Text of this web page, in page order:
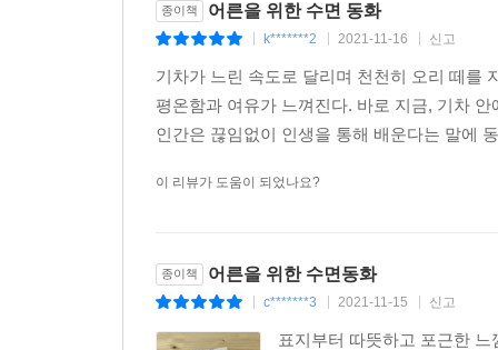
종이책 어른을 위한 수면 동화
k*******2 2021-11-16 신고
기차가 느린 속도로 달리며 천천히 오리 떼를
평온함과 여유가 느껴진다. 바로 지금, 기차
인간은 끊임없이 인생을 통해 배운다는 말에
이 리뷰가 도움이 되었나요?
종이책 어른을 위한 수면동화
c*******3 2021-11-15 신고
표지부터 따뜻하고 포근한